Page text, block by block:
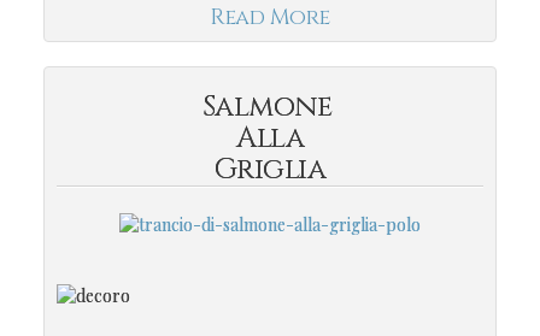
Read More
Salmone
Alla
Griglia